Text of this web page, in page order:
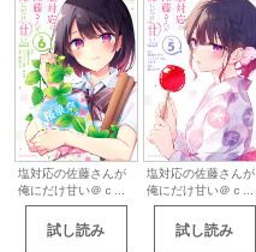
塩対応の佐藤さんが
俺にだけ甘い＠ｃ...
試し読み
塩対応の佐藤さんが
俺にだけ甘い＠ｃ...
試し読み